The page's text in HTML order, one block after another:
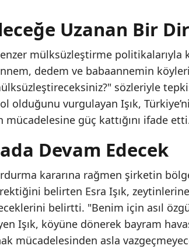
Uzanan Bir
mülksüzleştirme politikalarıyla
dedem ve babaannemin
sözleriyle
vurgulayan Işık,
mücadelesine güç kattığını ifade
Devam Edecek
kararına rağmen şirketin
belirten Esra Işık,
belirtti. "Benim için asıl
Işık, köyüne dönerek bayram
mücadelesinden asla